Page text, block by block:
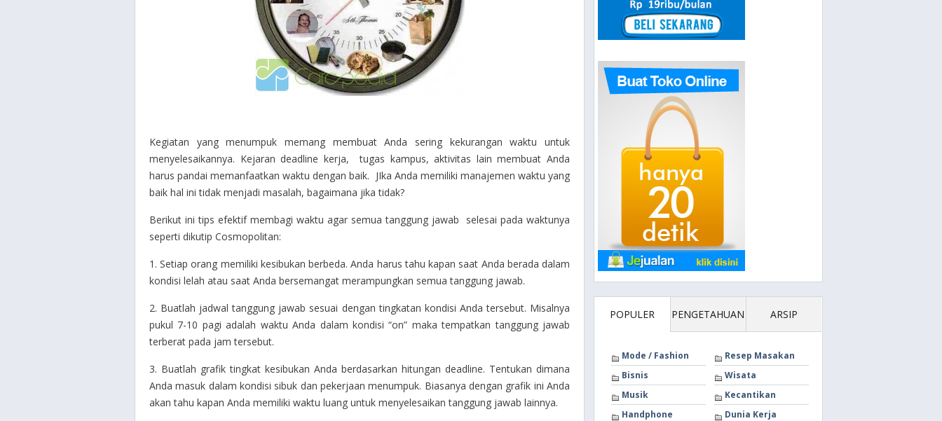
Kegiatan yang menumpuk memang membuat Anda sering kekurangan waktu untuk
menyelesaikannya. Kejaran deadline kerja, tugas kampus, aktivitas lain membuat Anda
harus pandai memanfaatkan waktu dengan baik. JIka Anda memiliki manajemen waktu yang
baik hal ini tidak menjadi masalah, bagaimana jika tidak?
Berikut ini tips efektif membagi waktu agar semua tanggung jawab selesai pada waktunya
seperti dikutip Cosmopolitan:
1. Setiap orang memiliki kesibukan berbeda. Anda harus tahu kapan saat Anda berada dalam
kondisi lelah atau saat Anda bersemangat merampungkan semua tanggung jawab.
2. Buatlah jadwal tanggung jawab sesuai dengan tingkatan kondisi Anda tersebut. Misalnya
pukul 7-10 pagi adalah waktu Anda dalam kondisi “on” maka tempatkan tanggung jawab
terberat pada jam tersebut.
3. Buatlah grafik tingkat kesibukan Anda berdasarkan hitungan deadline. Tentukan dimana
Anda masuk dalam kondisi sibuk dan pekerjaan menumpuk. Biasanya dengan grafik ini Anda
akan tahu kapan Anda memiliki waktu luang untuk menyelesaikan tanggung jawab lainnya.
POPULER PENGETAHUAN ARSIP
Mode / Fashion
Resep Masakan
Bisnis
Wisata
Musik
Kecantikan
Handphone
Dunia Kerja